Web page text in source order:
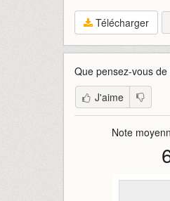
Télécharger
Que pensez-vous de
J'aime
Note